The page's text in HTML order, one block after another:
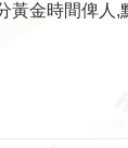
黃金時間俾人,